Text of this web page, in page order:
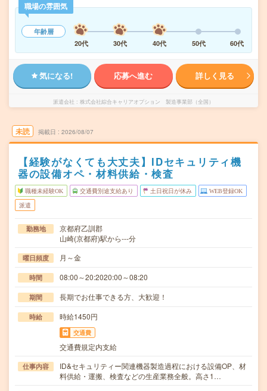
職場の雰囲気
年齢層
20代
30代 40代 50代 60代
気になる! 応募へ進む 詳しく見る
派遣会社 株式会社綜合キャリアオプション 製造事業部（全国）
未読 掲載日 2026/08/07
【経験がなくても大丈夫】IDセキュリティ機
器の設備オペ・材料供給・検査
職種未経験OK 交通費別途支給あり 土日祝日が休み WEB登録OK
派遣
勤務地
京都府乙訓郡
山崎(京都府)駅から---分
曜日頻度 月～金
時間 08:00～20:2020:00～08:20
期間 長期でお仕事できる方、大歓迎！
時給 時給1450円
交通費
交通費規定内支給
仕事内容
ID&セキュリティー関連機器製造過程における設備OP、材
料供給・運搬、検査などの生産業務全般。高さ1…